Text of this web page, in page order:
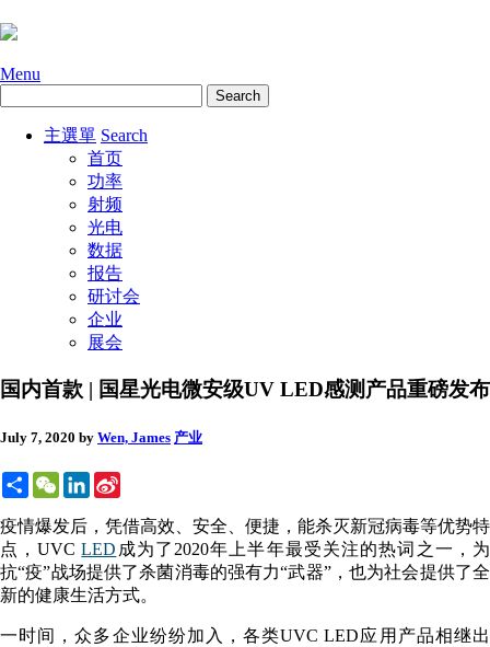
Menu
主選單 Search
首页
功率
射频
光电
数据
报告
研讨会
企业
展会
国内首款 | 国星光电微安级UV LED感测产品重磅发布
July 7, 2020 by Wen, James 产业
ShareWeChatLinkedIn
疫情爆发后，凭借高效、安全、便捷，能杀灭新冠病毒等优势特
点，UVCLED 成为了2020年上半年最受关注的热词之一，为
抗“疫”战场提供了杀菌消毒的强有力“武器”，也为社会提供了全
新的健康生活方式。
一时间，众多企业纷纷加入，各类UVC LED应用产品相继出